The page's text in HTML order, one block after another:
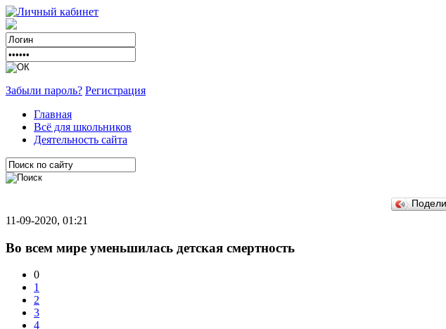
Забыли пароль? Регистрация
Главная
Всё для школьников
Деятельность сайта
11-09-2020, 01:21
Во всем мире уменьшилась детская смертность
0
1
2
3
4